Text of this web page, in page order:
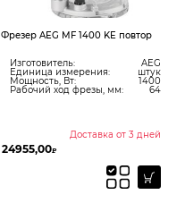
Фрезер AEG MF 1400 KE повтор
Изготовитель: AEG
Единица измерения: штук
Мощность, Вт: 1400
Рабочий ход фрезы, мм: 64
Доставка от 3 дней
24955,00₽